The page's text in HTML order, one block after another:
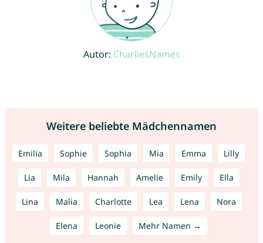
Autor: CharliesNames
Weitere beliebte Mädchennamen
Emilia Sophie Sophia Mia Emma Lilly
Lia Mila Hannah Amelie Emily Ella
Lina Malia Charlotte Lea Lena Nora
Elena Leonie Mehr Namen →